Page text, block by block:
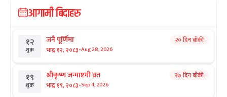
आगामी बिदाहरु
१२
शुक्र
जनै पूर्णिमा
भाद्र १२, २०८३-Aug 28, 2026
२० दिन बाँकी
१९
शुक्र
श्रीकृष्ण जन्माष्टमी व्रत
भाद्र १९, २०८३-Sep 4, 2026
२७ दिन बाँकी